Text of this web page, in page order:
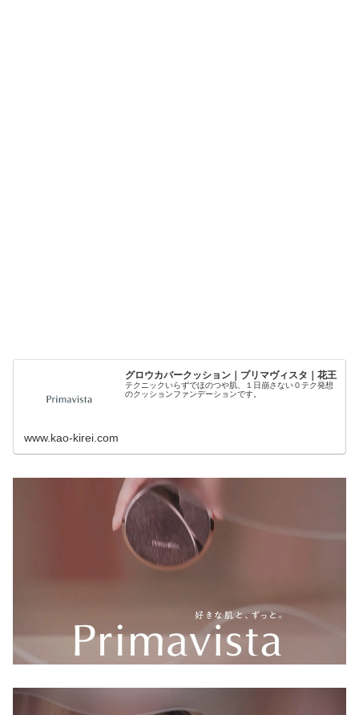
グロウカバークッション｜プリマヴィスタ｜花王
テクニックいらずでほのつや肌、１日崩さない０テク発想
のクッションファンデーションです。
www.kao-kirei.com